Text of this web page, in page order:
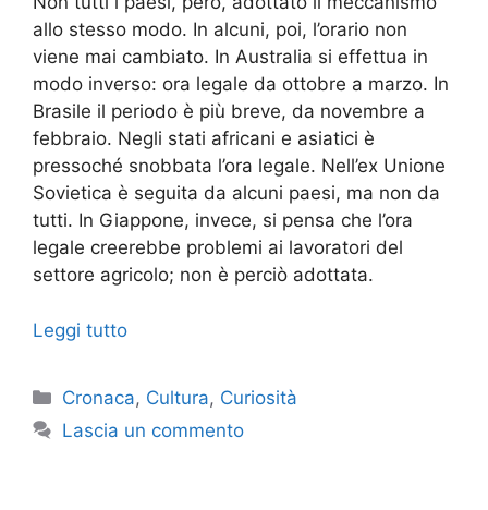
allo stesso modo. In alcuni, poi, l’orario non
viene mai cambiato. In Australia si effettua in
modo inverso: ora legale da ottobre a marzo. In
Brasile il periodo è più breve, da novembre a
febbraio. Negli stati africani e asiatici è
pressoché snobbata l’ora legale. Nell’ex Unione
Sovietica è seguita da alcuni paesi, ma non da
tutti. In Giappone, invece, si pensa che l’ora
legale creerebbe problemi ai lavoratori del
settore agricolo; non è perciò adottata.
Leggi tutto
Categorie
Cronaca, Cultura, Curiosità
Lascia un commento